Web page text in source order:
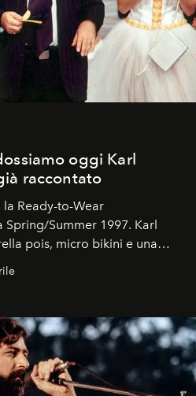
oggi Karl
raccontato
Ready-to-Wear
Spring/Summer 1997. Karl
pois, micro bikini e una
spiaggia
dietro l'altra. Trent'anni dopo,
che abbiamo.